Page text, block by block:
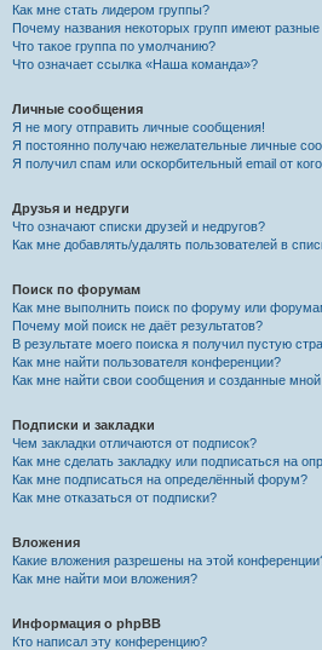
Как мне стать лидером группы?
Почему названия некоторых групп имеют разные
Что такое группа по умолчанию?
Что означает ссылка «Наша команда»?
Личные сообщения
Я не могу отправить личные сообщения!
Я постоянно получаю нежелательные личные
Я получил спам или оскорбительный email от
Друзья и недруги
Что означают списки друзей и недругов?
Как мне добавлять/удалять пользователей в
Поиск по форумам
Как мне выполнить поиск по форуму или
Почему мой поиск не даёт результатов?
В результате моего поиска я получил пустую
Как мне найти пользователя конференции?
Как мне найти свои сообщения и созданные
Подписки и закладки
Чем закладки отличаются от подписок?
Как мне сделать закладку или подписаться на
Как мне подписаться на определённый форум?
Как мне отказаться от подписки?
Вложения
Какие вложения разрешены на этой
Как мне найти мои вложения?
Информация о phpBB
Кто написал эту конференцию?